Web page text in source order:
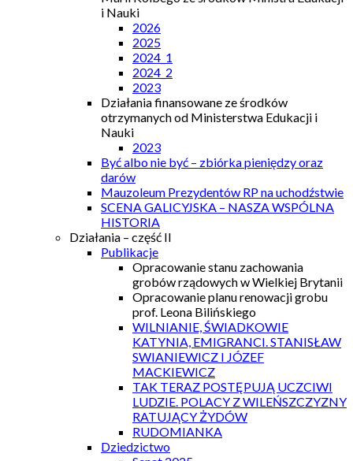
i Nauki
2026
2025
2024_1
2024_2
2023
Działania finansowane ze środków
otrzymanych od Ministerstwa Edukacji i
Nauki
2023
Być albo nie być – zbiórka pieniędzy oraz
darów
Mauzoleum Prezydentów RP na uchodźstwie
SCENA GALICYJSKA – NASZA WSPÓLNA
HISTORIA
Działania – część II
Publikacje
Opracowanie stanu zachowania
grobów rządowych w Wielkiej Brytanii
Opracowanie planu renowacji grobu
prof. Leona Bilińskiego
WILNIANIE, ŚWIADKOWIE
KATYNIA, EMIGRANCI. STANISŁAW
SWIANIEWICZ I JÓZEF
MACKIEWICZ
TAK TERAZ POSTĘPUJĄ UCZCIWI
LUDZIE. POLACY Z WILEŃSZCZYZNY
RATUJĄCY ŻYDÓW
RUDOMIANKA
Dziedzictwo